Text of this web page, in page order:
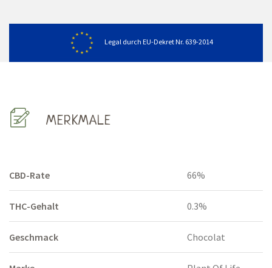
Legal durch EU-Dekret Nr. 639-2014
MERKMALE
CBD-Rate 66%
THC-Gehalt 0.3%
Geschmack Chocolat